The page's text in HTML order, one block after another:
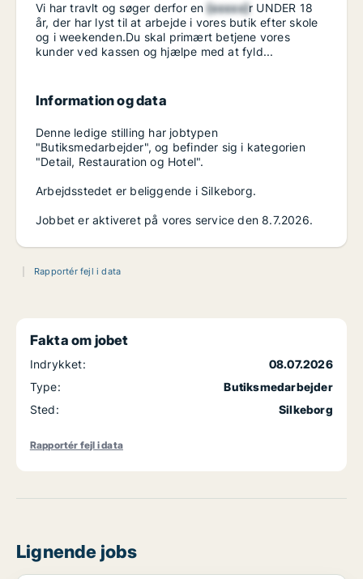
Vi har travlt og søger derfor en[xxxxx]r UNDER 18
år, der har lyst til at arbejde i vores butik efter skole
og i weekenden.Du skal primært betjene vores
kunder ved kassen og hjælpe med at fyld...
Information og data
Denne ledige stilling har jobtypen
"Butiksmedarbejder", og befinder sig i kategorien
"Detail, Restauration og Hotel".
Arbejdsstedet er beliggende i Silkeborg.
Jobbet er aktiveret på vores service den 8.7.2026.
Rapportér fejl i data
Fakta om jobet
Indrykket:
08.07.2026
Type:
Butiksmedarbejder
Sted:
Silkeborg
Rapportér fejl i data
Lignende jobs